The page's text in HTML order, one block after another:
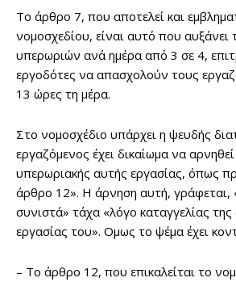
Το άρθρο 7, που αποτελεί και
νομοσχεδίου, είναι αυτό που αυξάνει
υπερωριών ανά ημέρα από 3 σε 4,
εργοδότες να απασχολούν τους
13 ώρες τη μέρα.
Στο νομοσχέδιο υπάρχει η ψευδής
εργαζόμενος έχει δικαίωμα να
υπερωριακής αυτής εργασίας, όπως
άρθρο 12». Η άρνηση αυτή, γράφεται,
συνιστά» τάχα «λόγο καταγγελίας
εργασίας του». Ομως το ψέμα έχει
– Το άρθρο 12, που επικαλείται το